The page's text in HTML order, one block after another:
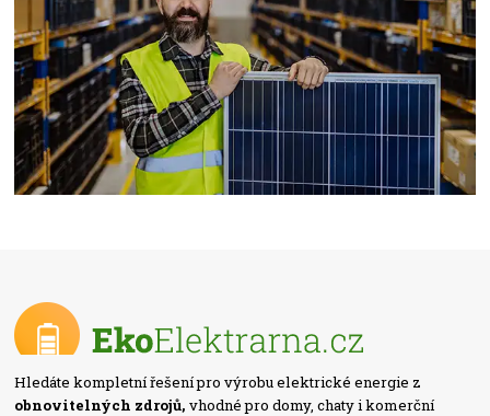
Hledáte kompletní řešení pro výrobu elektrické energie z
obnovitelných zdrojů, vhodné pro domy, chaty i komerční